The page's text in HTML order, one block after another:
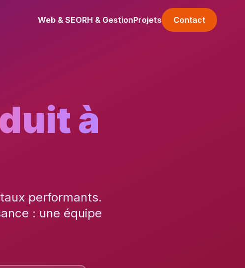
Web & SEORH & GestionProjets Contact
à
performants.
: une équipe